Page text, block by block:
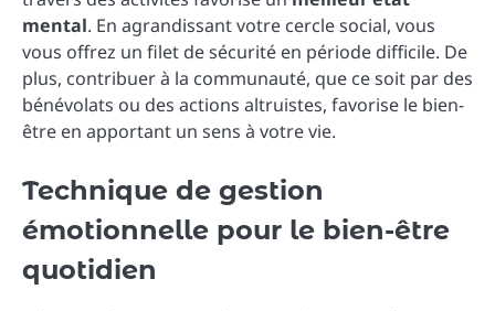
mental. En agrandissant votre cercle social, vous
vous offrez un filet de sécurité en période difficile. De
plus, contribuer à la communauté, que ce soit par des
bénévolats ou des actions altruistes, favorise le bien-
être en apportant un sens à votre vie.
Technique de gestion
émotionnelle pour le bien-être
quotidien